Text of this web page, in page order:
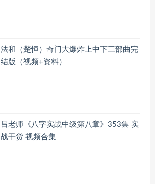
法和（楚恒）奇门大爆炸上中下三部曲完
结版（视频+资料）
吕老师《八字实战中级第八章》353集 实
战干货 视频合集